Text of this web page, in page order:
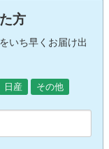
方
いち早くお届け出
日産 その他